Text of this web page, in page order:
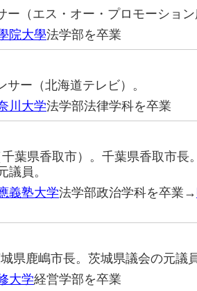
（エス・オー・プロモーション
院大學法学部を卒業
ー（北海道テレビ）。
川大学法学部法律学科を卒業
葉県香取市）。千葉県香取市長
議員。
義塾大学法学部政治学科を卒業→
県鹿嶋市長。茨城県議会の元議員
大学経営学部を卒業